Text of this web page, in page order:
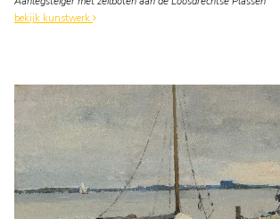
bekijk kunstwerk